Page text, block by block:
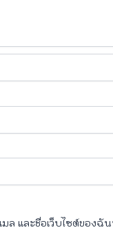
ล และชื่อเว็บไซต์ของฉัน